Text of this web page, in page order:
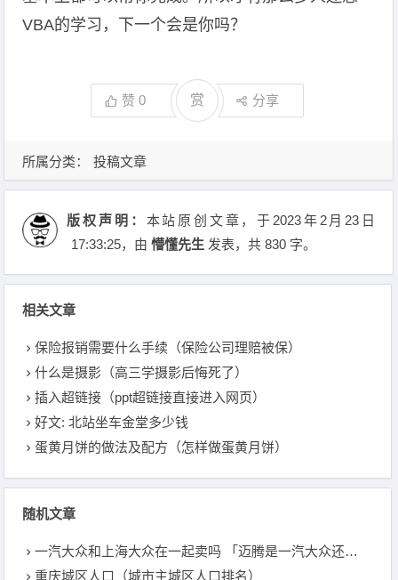
VBA的学习，下一个会是你吗？
赞0 赏 分享
所属分类： 投稿文章
版权声明： 本站原创文章，于2023年2月23日
17:33:25，由懵懂先生 发表，共 830 字。
相关文章
保险报销需要什么手续（保险公司理赔被保）
什么是摄影（高三学摄影后悔死了）
插入超链接（ppt超链接直接进入网页）
好文: 北站坐车金堂多少钱
蛋黄月饼的做法及配方（怎样做蛋黄月饼）
随机文章
一汽大众和上海大众在一起卖吗 「迈腾是一汽大众还是上海大众」
重庆城区人口（城市主城区人口排名）